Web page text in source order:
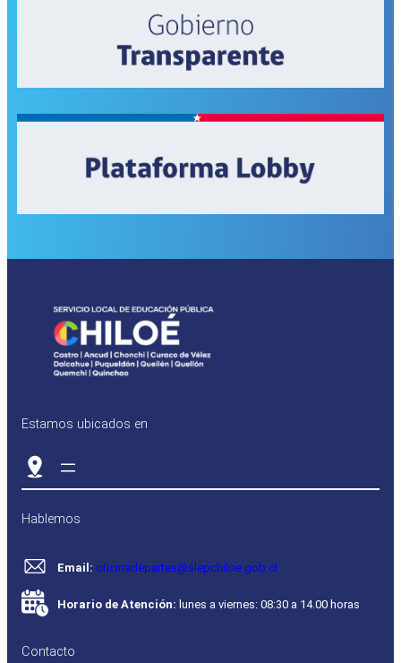
Estamos ubicados en
Hablemos
Email: oficinadepartes@slepchiloe.gob.cl
Horario de Atención: lunes a viernes: 08:30 a 14.00 horas
Contacto